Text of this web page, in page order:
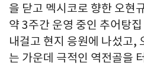
을 닫고 멕시코로 향한 오현
약 3주간 운영 중인 추어탕
내걸고 현지 응원에 나섰고,
는 가운데 극적인 역전골을